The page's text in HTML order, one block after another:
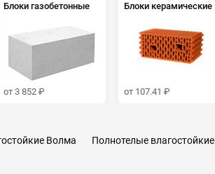
Блоки газобетонные
от 3 852 ₽
Блоки керамические
от 107.41 ₽
Волма Полнотелые влагостойкие